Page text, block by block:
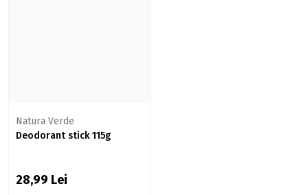
Natura Verde
Deodorant stick 115g
28,99 Lei